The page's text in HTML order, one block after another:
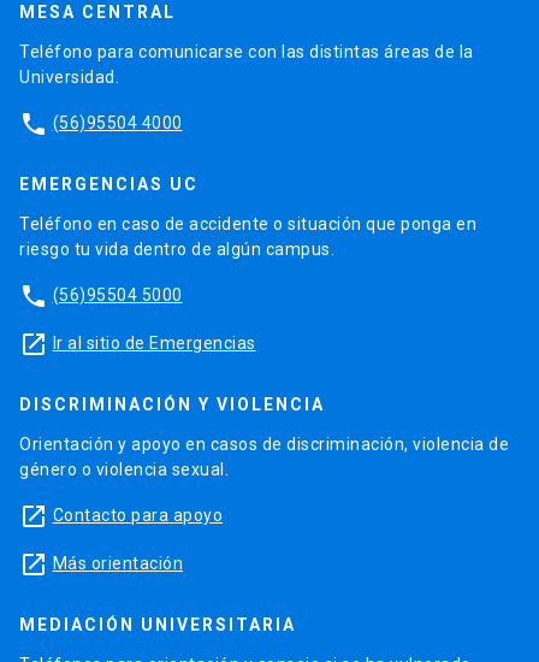
MESA CENTRAL
Teléfono para comunicarse con las distintas áreas de la
Universidad.
phone (56)95504 4000
EMERGENCIAS UC
Teléfono en caso de accidente o situación que ponga en
riesgo tu vida dentro de algún campus.
phone (56)95504 5000
launch Ir al sitio de Emergencias
DISCRIMINACIÓN Y VIOLENCIA
Orientación y apoyo en casos de discriminación, violencia de
género o violencia sexual.
launch Contacto para apoyo
launch Más orientación
MEDIACIÓN UNIVERSITARIA